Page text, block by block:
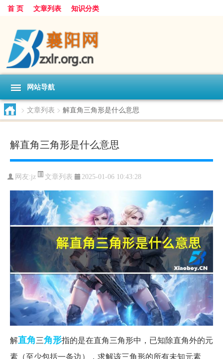
首 页 文章列表 知识分类
网站导航
> 文章列表 > 解直角三角形是什么意思
解直角三角形是什么意思
网友:jz 文章列表 2025-01-06 10:43:28
解直角三角形指的是在直角三角形中，已知除直角外的元
素（至少包括一条边），求解该三角形的所有未知元素